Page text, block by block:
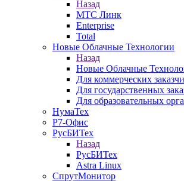
Назад
МТС Линк
Enterprise
Total
Новые Облачные Технологии
Назад
Новые Облачные
Для коммерческих
Для государственных
Для образовательных
НумаТех
Р7-Офис
РусБИТех
Назад
РусБИТех
Astra Linux
СпрутМонитор